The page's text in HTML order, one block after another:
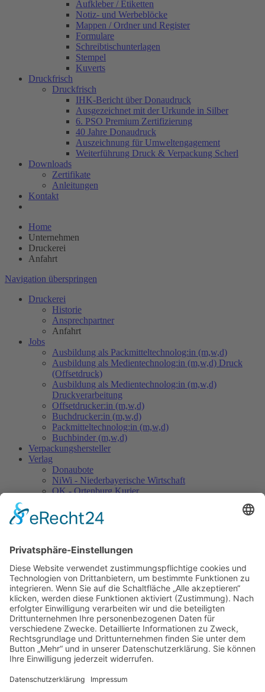
Aufkleber / Etiketten
Notiz- und Werbeblöcke
Mappen / Ordner und Register
Formulare
Schreibtischunterlagen
Stempel
Kuverts
Druckfrisch
Druckfrisch
IHK-Bericht über Donaudruck
Ausgezeichnet mit der Urkunde in Silber
6. PSO Premium Zertifizierung
40 Jahre Donaudruck
Auszeichnung für Umweltengagement
Weiterführung Druck & Verpackung Scherl
Downloads
Zertifikate
Anleitungen
Kontakt
Home
Unternehmen
Druckerei
Anfahrt
Navigation überspringen
Druckerei
Historie
Ansprechpartner
Anfahrt
Jobs
Ausbildung als Packmitteltechnolog:in (m,w,d)
Ausbildung als Medientechnolog:in (m,w,d) Druck
(Offsetdruck)
Ausbildung als Medientechnolog:in (m,w,d)
Druckverarbeitung
Offsetdrucker:in (m,w,d)
Buchdrucker:in (m,w,d)
Packmitteltechnolog:in (m,w,d)
Buchbinder (m,w,d)
Verpackungs​hersteller
Verlag
Donaubote
NiWi - Niederbayerische Wirtschaft
OK - Ortenburg Kurier
Blickpunkt Ruhstorf
Stadtmagazin Bad Griesbach
Klima- und Umweltschützer
Druckprodukte mit finanziellem Klimabeitrag
FSC® C126283
Premium-PSO
Umweltpakt Bayern
So finden Sie zu uns
Navigation überspringen
|